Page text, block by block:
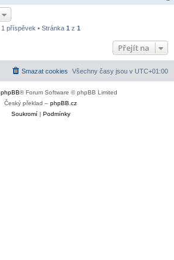
1 příspěvek • Stránka 1 z 1
Přejít na
Všechny časy jsou v UTC+01:00
Smazat cookies
phpBB® Forum Software © phpBB Limited
Český překlad – phpBB.cz
Soukromí| Podmínky